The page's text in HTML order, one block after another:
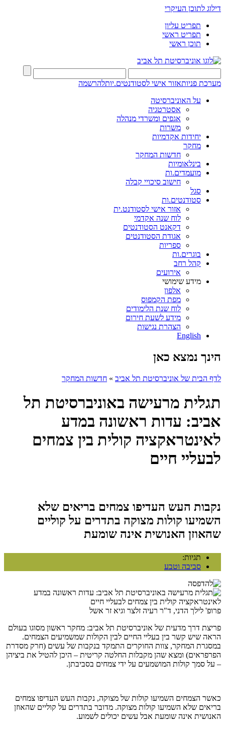
דילוג לתוכן העיקרי
תפריט עליון
תפריט ראשי
תוכן ראשי
מערכת פניותאזור אישי לסטודנטים.יותלהרשמה
על האוניברסיטה
אסטרטגיה
אגפים ומשרדי מנהלה
משרות
יחידות אקדמיות
מחקר
חדשות המחקר
בינלאומיות
מועמדים.ות
חישוב סיכויי קבלה
סגל
סטודנטים.ות
אזור אישי לסטודנט.ית
לוח שנה אקדמי
דקאנט הסטודנטים
אגודת הסטודנטים
ספריות
בוגרים.ות
קהל רחב
אירועים
מידע שימושי
אלפון
מפת הקמפוס
לוח שנת הלימודים
מידע לשעת חירום
הצהרת נגישות
English
הינך נמצא כאן
לדף הבית של אוניברסיטת תל אביב » חדשות המחקר
תגלית מרעישה באוניברסיטת תל
אביב: עדות ראשונה במדע
לאינטראקציה קולית בין צמחים
לבעליי חיים
נקבות העש העדיפו צמחים בריאים שלא
השמיעו קולות מצוקה בתדרים על קוליים
שהאוזן האנושית אינה שומעת
תגיות:
סביבה וטבע
פרופ' לילך הדני, ד"ר רעיה זלצר וגיא זר אשל
פריצת דרך מדעית של אוניברסיטת תל אביב: מחקר ראשון מסוגו בעולם
הראה שיש קשר בין בעליי החיים לבין הקולות שמשמיעים הצמחים.
במסגרת המחקר, צוות החוקרים התמקד בנקבות של עשים (חרק מסדרת
הפרפראים) ומצא שהן מקבלות החלטה קריטית – היכן להטיל את ביציהן
– על סמך קולות המושמעים על ידי צמחים בסביבתן.
כאשר הצמחים השמיעו קולות של מצוקה, נקבות העש העדיפו צמחים
בריאים שלא השמיעו קולות מצוקה. מדובר בתדרים על קוליים שהאוזן
האנושית אינה שומעת אבל עשים יכולים לשמוע.